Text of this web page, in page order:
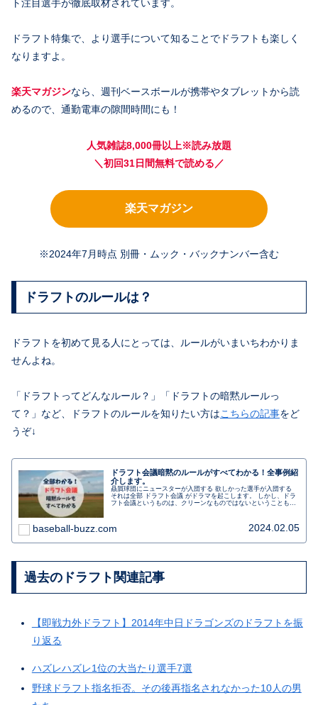
ト注目選手が徹底取材されています。
ドラフト特集で、より選手について知ることでドラフトも楽しく
なりますよ。
楽天マガジンなら、週刊ベースボールが携帯やタブレットから読
めるので、通勤電車の隙間時間にも！
人気雑誌8,000冊以上※読み放題
＼初回31日間無料で読める／
楽天マガジン
※2024年7月時点 別冊・ムック・バックナンバー含む
ドラフトのルールは？
ドラフトを初めて見る人にとっては、ルールがいまいちわかりま
せんよね。
「ドラフトってどんなルール？」「ドラフトの暗黙ルールっ
て？」など、ドラフトのルールを知りたい方はこちらの記事をど
うぞ↓
ドラフト会議暗黙のルールがすべてわかる！全事例紹
介します。
贔屓球団にニュースターが入団する 欲しかった選手が入団する
それは全部 ドラフト会議 がドラマを起こします。 しかし、ドラ
フト会議というものは、クリーンなものではないということも事
baseball-buzz.com 2024.02.05
過去のドラフト関連記事
【即戦力外ドラフト】2014年中日ドラゴンズのドラフトを振
り返る
ハズレハズレ1位の大当たり選手7選
野球ドラフト指名拒否。その後再指名されなかった10人の男